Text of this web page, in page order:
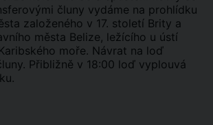
čluny vydáme na prohlídku
založeného v 17. století Brity a
města Belize, ležícího u ústí
moře. Návrat na loď
Přibližně v 18:00 loď vyplouvá